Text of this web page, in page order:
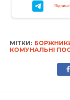
МІТКИ:
КОМУНАЛЬНІ